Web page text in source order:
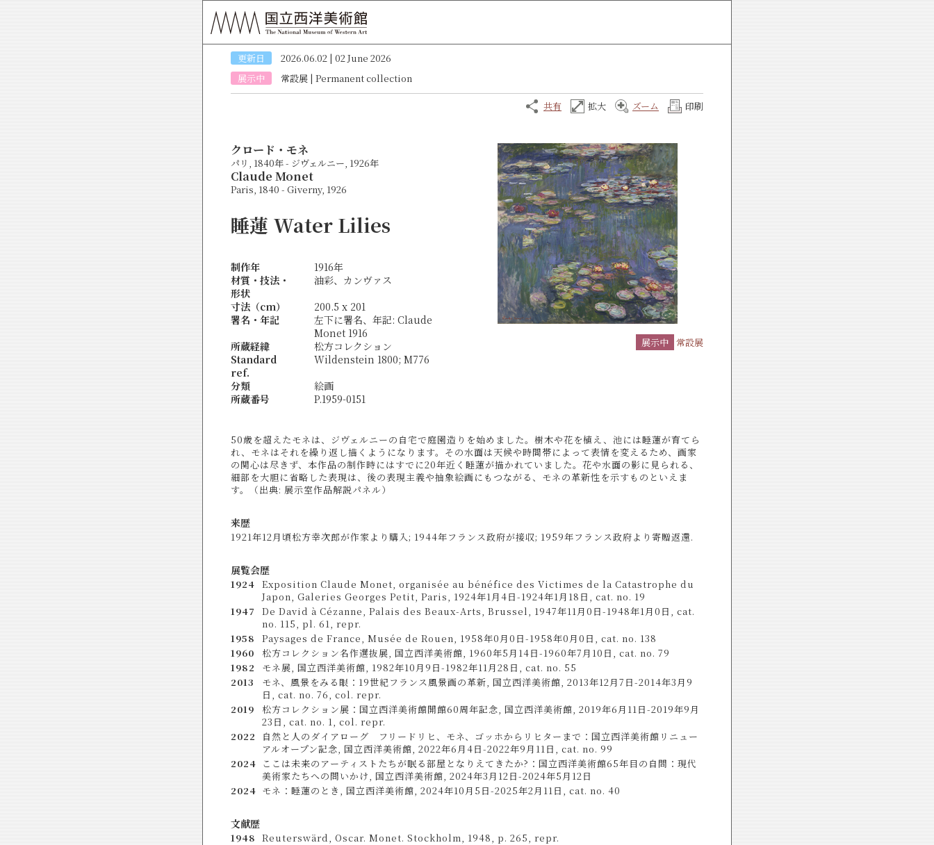
更新日
2026.06.02 | 02 June 2026
展示中
常設展 | Permanent collection
共有 拡大 ズーム 印刷
展示中 常設展
クロード・モネ
パリ, 1840年 - ジヴェルニー, 1926年
Claude Monet
Paris, 1840 - Giverny, 1926
睡蓮 Water Lilies
制作年
1916年
材質・技法・
形状
油彩、カンヴァス
寸法（cm）
200.5 x 201
署名・年記
左下に署名、年記: Claude
Monet 1916
所蔵経緯
松方コレクション
Standard
ref.
Wildenstein 1800; M776
分類
絵画
所蔵番号
P.1959-0151
50歳を超えたモネは、ジヴェルニーの自宅で庭園造りを始めました。樹木や花を植え、池には睡蓮が育てら
れ、モネはそれを繰り返し描くようになります。その水面は天候や時間帯によって表情を変えるため、画家
の関心は尽きず、本作品の制作時にはすでに20年近く睡蓮が描かれていました。花や水面の影に見られる、
細部を大胆に省略した表現は、後の表現主義や抽象絵画にもつながる、モネの革新性を示すものといえま
す。（出典: 展示室作品解説パネル）
来歴
1921年12月頃松方幸次郎が作家より購入; 1944年フランス政府が接収; 1959年フランス政府より寄贈返還.
展覧会歴
1924 Exposition Claude Monet, organisée au bénéfice des Victimes de la Catastrophe du
Japon, Galeries Georges Petit, Paris, 1924年1月4日-1924年1月18日, cat. no. 19
1947
De David à Cézanne, Palais des Beaux-Arts, Brussel, 1947年11月0日-1948年1月0日, cat.
no. 115, pl. 61, repr.
1958
Paysages de France, Musée de Rouen, 1958年0月0日-1958年0月0日, cat. no. 138
1960
松方コレクション名作選抜展, 国立西洋美術館, 1960年5月14日-1960年7月10日, cat. no. 79
1982
モネ展, 国立西洋美術館, 1982年10月9日-1982年11月28日, cat. no. 55
2013
モネ、風景をみる眼：19世紀フランス風景画の革新, 国立西洋美術館, 2013年12月7日-2014年3月9
日, cat. no. 76, col. repr.
2019
松方コレクション展：国立西洋美術館開館60周年記念, 国立西洋美術館, 2019年6月11日-2019年9月
23日, cat. no. 1, col. repr.
2022
自然と人のダイアローグ フリードリヒ、モネ、ゴッホからリヒターまで：国立西洋美術館リニュー
アルオープン記念, 国立西洋美術館, 2022年6月4日-2022年9月11日, cat. no. 99
2024 ここは未来のアーティストたちが眠る部屋となりえてきたか?：国立西洋美術館65年目の自問：現代
美術家たちへの問いかけ, 国立西洋美術館, 2024年3月12日-2024年5月12日
2024 モネ：睡蓮のとき, 国立西洋美術館, 2024年10月5日-2025年2月11日, cat. no. 40
文献歴
1948 Reuterswärd, Oscar. Monet. Stockholm, 1948, p. 265, repr.